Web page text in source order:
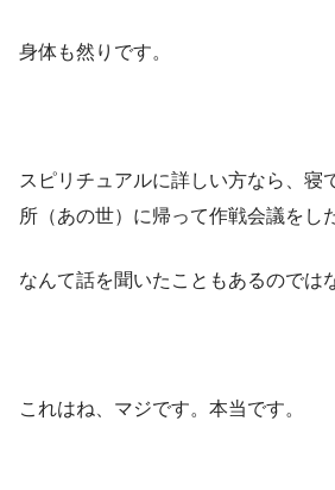
身体も然りです。
スピリチュアルに詳しい方なら、寝
所（あの世）に帰って作戦会議をし
なんて話を聞いたこともあるのでは
これはね、マジです。本当です。